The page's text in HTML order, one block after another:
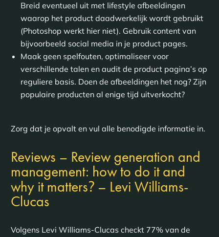
Breid eventueel uit met lifestyle afbeeldingen
waarop het product daadwerkelijk wordt gebruikt
(Photoshop werkt hier niet). Gebruik content van
bijvoorbeeld social media in je product pages.
Maak geen spelfouten, optimaliseer voor
verschillende talen en audit de product pagina’s op
reguliere basis. Doen de afbeeldingen het nog? Zijn
populaire producten al enige tijd uitverkocht?
Zorg dat je opvalt en vul alle benodigde informatie in.
Reviews – Review generation and
management: how to do it and
why it matters?– Levi Williams-
Clucas
Volgens Levi Williams-Clucas checkt 77% van de